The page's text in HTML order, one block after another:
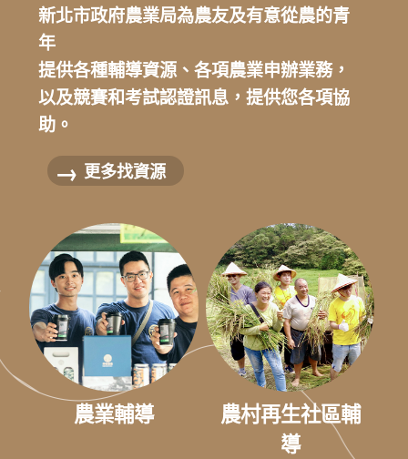
新北市政府農業局為農友及有意從農的青
年
提供各種輔導資源、各項農業申辦業務，
以及競賽和考試認證訊息，提供您各項協
助。
更多找資源
農業輔導
農村再生社區輔
導